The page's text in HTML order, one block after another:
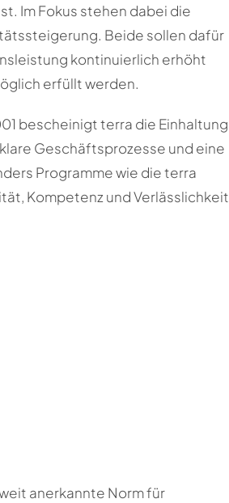
Im Fokus stehen dabei die
Beide sollen dafür
kontinuierlich erhöht
erfüllt werden.
bescheinigt terra die Einhaltung
Geschäftsprozesse und eine
Programme wie die terra
Kompetenz und Verlässlichkeit
anerkannte Norm für